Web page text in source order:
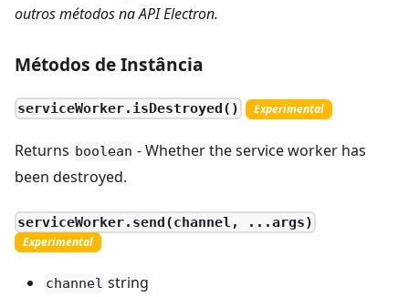
outros métodos na API Electron.
Métodos de Instância
serviceWorker.isDestroyed() Experimental
Returns boolean - Whether the service worker has
been destroyed.
serviceWorker.send(channel, ...args)
Experimental
channel string